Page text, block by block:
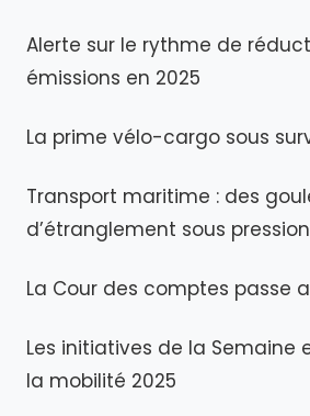
Alerte sur le rythme de
émissions en 2025
La prime vélo-cargo sous
Transport maritime : des
d’étranglement sous pression
La Cour des comptes passe
Les initiatives de la Semaine
la mobilité 2025